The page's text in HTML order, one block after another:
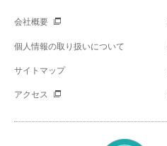
会社概要
個人情報の取り扱いについて
サイトマップ
アクセス